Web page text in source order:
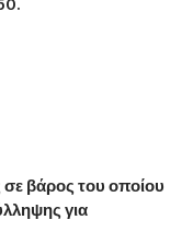
βάρος του οποίου
για